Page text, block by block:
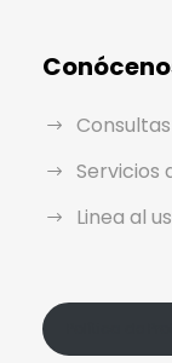
Servicios
Linea al